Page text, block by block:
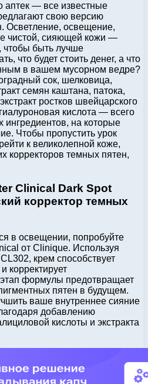
аптек — все известные
свою версию
Осветление, освещение,
чистой, сияющей кожи —
чтобы быть лучше
что будет стоить денег, а что
в вашем мусорном ведре?
сок, шелковица,
семян каштана, патока,
ростков швейцарского
кислота — всего
ингредиентов, на которые
Чтобы пропустить урок
к великолепной коже,
корректоров темных пятен,
Clinical Dark Spot
корректор темных
в освещении, попробуйте
от Clinique. Используя
крем способствует
корректирует
формулы предотвращает
пятен в будущем.
ваше внутреннее сияние
добавлению
кислоты и экстракта